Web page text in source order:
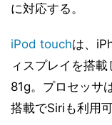
に対応する。
iPod touchは、
ィスプレイを搭
81g。プロセッサ
搭載でSiriも利用